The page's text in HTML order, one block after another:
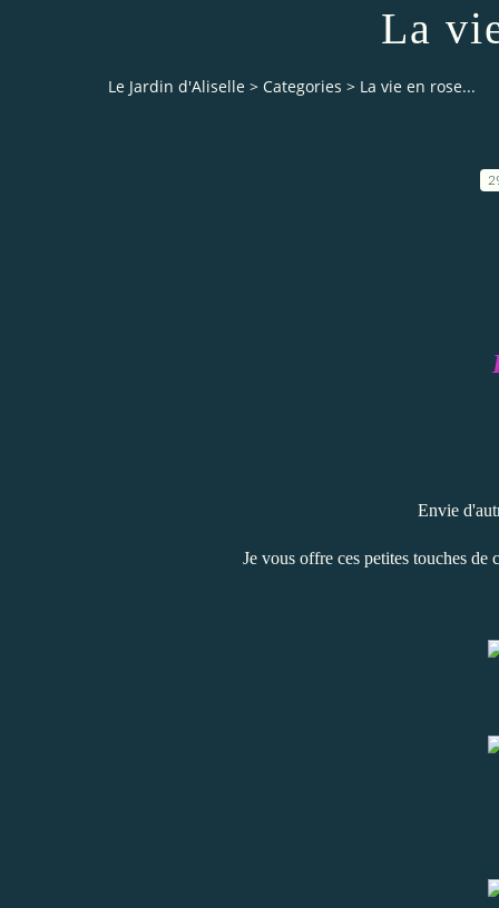
La
Le Jardin d'Aliselle > Categories > La vie en rose...
Envie
Je vous offre ces petites touches de